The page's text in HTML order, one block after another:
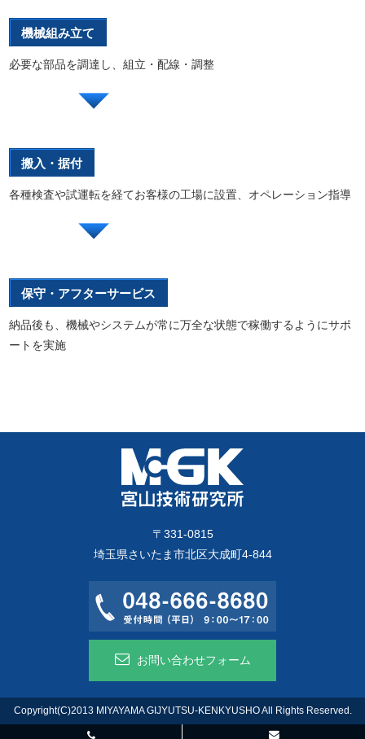
機械組み立て
必要な部品を調達し、組立・配線・調整
搬入・据付
各種検査や試運転を経てお客様の工場に設置、オペレーション指導
保守・アフターサービス
納品後も、機械やシステムが常に万全な状態で稼働するようにサポ
ートを実施
〒331-0815
埼玉県さいたま市北区大成町4-844
お問い合わせフォーム
Copyright(C)2013 MIYAYAMA GIJYUTSU-KENKYUSHO All Rights Reserved.